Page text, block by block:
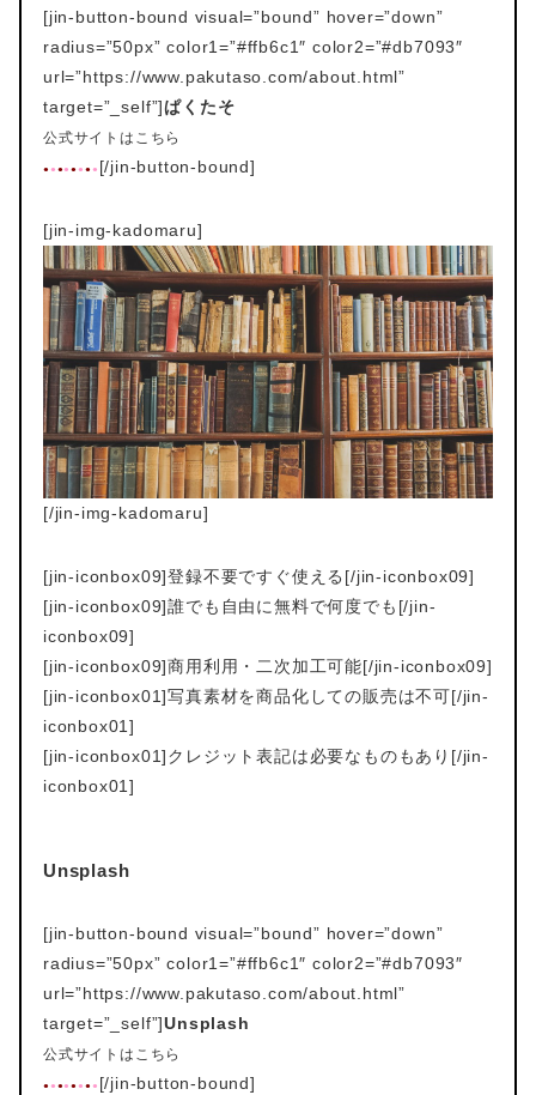
[jin-button-bound visual=”bound” hover=”down”
radius=”50px” color1=”#ffb6c1″ color2=”#db7093″
url=”https://www.pakutaso.com/about.html”
target=”_self”]ぱくたそ
公式サイトはこちら
● ● ●●●● ● ● [/jin-button-bound]
[jin-img-kadomaru]
[/jin-img-kadomaru]
[jin-iconbox09]登録不要ですぐ使える[/jin-iconbox09]
[jin-iconbox09]誰でも自由に無料で何度でも[/jin-
iconbox09]
[jin-iconbox09]商用利用・二次加工可能[/jin-iconbox09]
[jin-iconbox01]写真素材を商品化しての販売は不可[/jin-
iconbox01]
[jin-iconbox01]クレジット表記は必要なものもあり[/jin-
iconbox01]
Unsplash
[jin-button-bound visual=”bound” hover=”down”
radius=”50px” color1=”#ffb6c1″ color2=”#db7093″
url=”https://www.pakutaso.com/about.html”
target=”_self”]Unsplash
公式サイトはこちら
● ● ●●●● ● ● [/jin-button-bound]